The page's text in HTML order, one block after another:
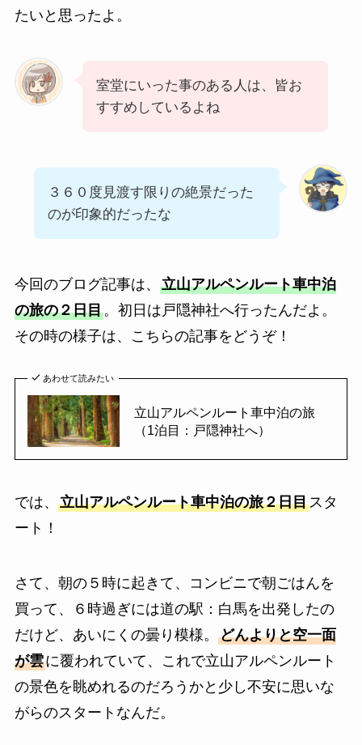
たいと思ったよ。
室堂にいった事のある人は、皆お
すすめしているよね
３６０度見渡す限りの絶景だった
のが印象的だったな
今回のブログ記事は、 立山アルペンルート車中泊
の旅の２日目。初日は戸隠神社へ行ったんだよ。
その時の様子は、こちらの記事をどうぞ！
あわせて読みたい
立山アルペンルート車中泊の旅
（1泊目：戸隠神社へ）
では、 立山アルペンルート車中泊の旅２日目スタ
ート！
さて、朝の５時に起きて、コンビニで朝ごはんを
買って、６時過ぎには道の駅：白馬を出発したの
だけど、あいにくの曇り模様。 どんよりと空一面
が雲に覆われていて、これで立山アルペンルート
の景色を眺めれるのだろうかと少し不安に思いな
がらのスタートなんだ。